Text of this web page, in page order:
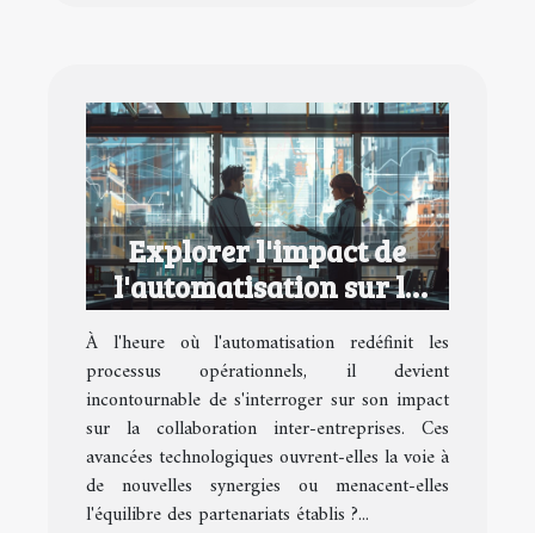
Explorer l'impact de
l'automatisation sur la
collaboration inter-
entreprises
À l'heure où l'automatisation redéfinit les
processus opérationnels, il devient
incontournable de s'interroger sur son impact
sur la collaboration inter-entreprises. Ces
avancées technologiques ouvrent-elles la voie à
de nouvelles synergies ou menacent-elles
l'équilibre des partenariats établis ?...